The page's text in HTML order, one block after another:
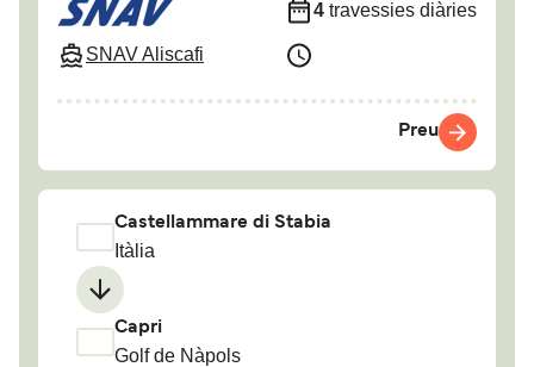
SNAV Aliscafi
4 travessies diàries
Preu
Castellammare di Stabia
Itàlia
Capri
Golf de Nàpols